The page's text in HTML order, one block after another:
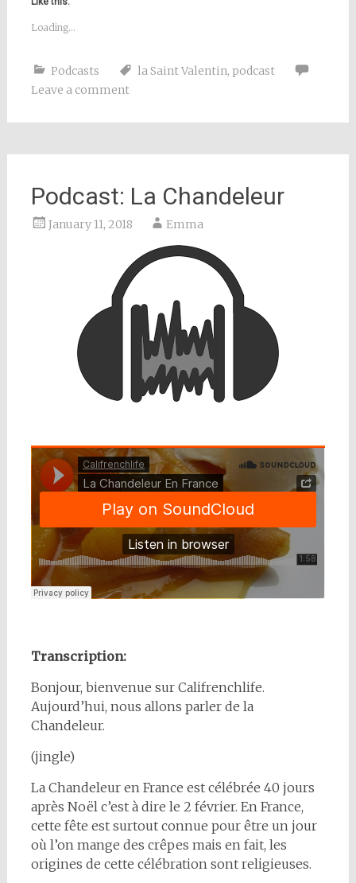
Loading...
Podcasts la Saint Valentin, podcast
Leave a comment
Podcast: La Chandeleur
January 11, 2018 Emma
Transcription:
Bonjour, bienvenue sur Califrenchlife.
Aujourd’hui, nous allons parler de la
Chandeleur.
(jingle)
La Chandeleur en France est célébrée 40 jours
après Noël c’est à dire le 2 février. En France,
cette fête est surtout connue pour être un jour
où l’on mange des crêpes mais en fait, les
origines de cette célébration sont religieuses.